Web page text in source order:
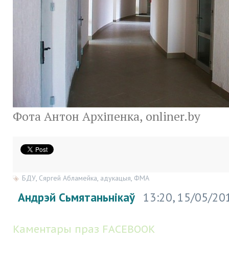
Фота Антон Архіпенка, onliner.by
БДУ, Сяргей Абламейка, адукацыя, ФМА
Андрэй Сьмятаньнікаў 13:20, 15/05/
Каментары праз FACEBOOK